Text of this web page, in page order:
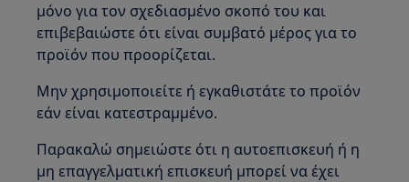
μόνο για τον σχεδιασμένο σκοπό του και
επιβεβαιώστε ότι είναι συμβατό μέρος για το
προϊόν που προορίζεται.
Μην χρησιμοποιείτε ή εγκαθιστάτε το προϊόν
εάν είναι κατεστραμμένο.
Παρακαλώ σημειώστε ότι η αυτοεπισκευή ή η
μη επαγγελματική επισκευή μπορεί να έχει